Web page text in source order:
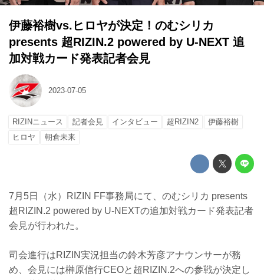
伊藤裕樹vs.ヒロヤが決定！のむシリカ
presents 超RIZIN.2 powered by U-NEXT 追
加対戦カード発表記者会見
2023-07-05
RIZINニュース 記者会見 インタビュー 超RIZIN2
伊藤裕樹
ヒロヤ
朝倉未来
7月5日（水）RIZIN FF事務局にて、のむシリカ presents
超RIZIN.2 powered by U-NEXTの追加対戦カード発表記者
会見が行われた。
司会進行はRIZIN実況担当の鈴木芳彦アナウンサーが務
め、会見には榊原信行CEOと超RIZIN.2への参戦が決定し